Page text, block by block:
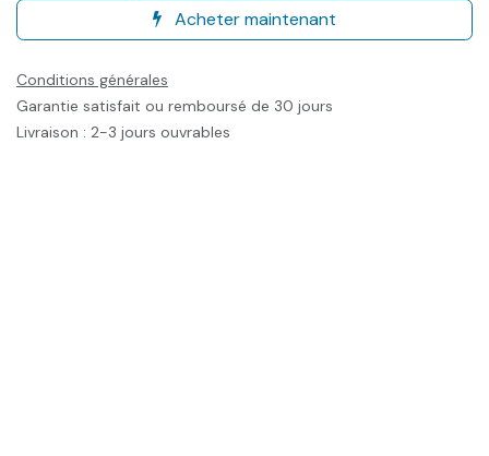
Acheter maintenant
Conditions générales
Garantie satisfait ou remboursé de 30 jours
Livraison : 2-3 jours ouvrables